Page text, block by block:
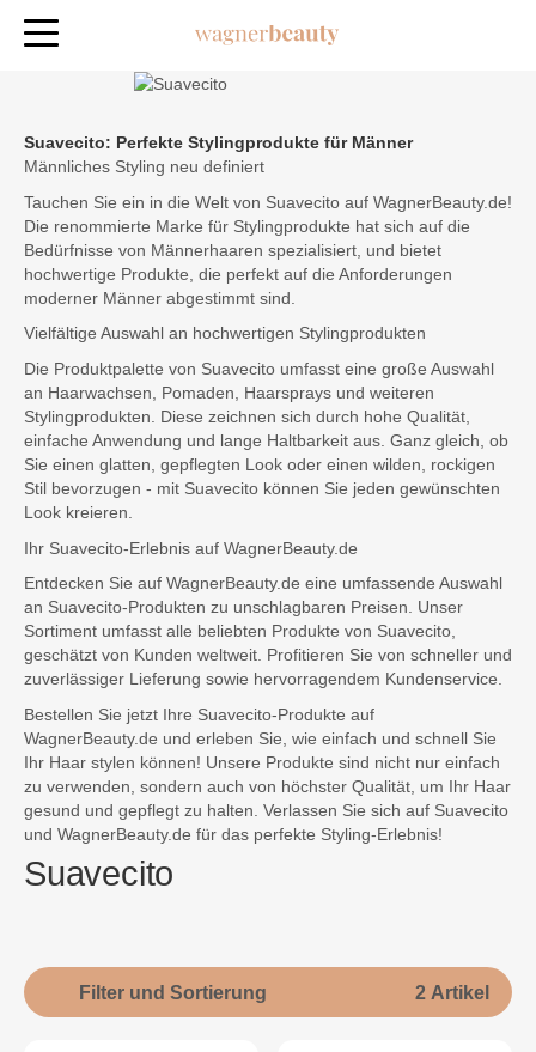
Suavecito: Perfekte Stylingprodukte für Männer
Männliches Styling neu definiert
Tauchen Sie ein in die Welt von Suavecito auf WagnerBeauty.de!
Die renommierte Marke für Stylingprodukte hat sich auf die
Bedürfnisse von Männerhaaren spezialisiert, und bietet
hochwertige Produkte, die perfekt auf die Anforderungen
moderner Männer abgestimmt sind.
Vielfältige Auswahl an hochwertigen Stylingprodukten
Die Produktpalette von Suavecito umfasst eine große Auswahl
an Haarwachsen, Pomaden, Haarsprays und weiteren
Stylingprodukten. Diese zeichnen sich durch hohe Qualität,
einfache Anwendung und lange Haltbarkeit aus. Ganz gleich, ob
Sie einen glatten, gepflegten Look oder einen wilden, rockigen
Stil bevorzugen - mit Suavecito können Sie jeden gewünschten
Look kreieren.
Ihr Suavecito-Erlebnis auf WagnerBeauty.de
Entdecken Sie auf WagnerBeauty.de eine umfassende Auswahl
an Suavecito-Produkten zu unschlagbaren Preisen. Unser
Sortiment umfasst alle beliebten Produkte von Suavecito,
geschätzt von Kunden weltweit. Profitieren Sie von schneller und
zuverlässiger Lieferung sowie hervorragendem Kundenservice.
Bestellen Sie jetzt Ihre Suavecito-Produkte auf
WagnerBeauty.de und erleben Sie, wie einfach und schnell Sie
Ihr Haar stylen können! Unsere Produkte sind nicht nur einfach
zu verwenden, sondern auch von höchster Qualität, um Ihr Haar
gesund und gepflegt zu halten. Verlassen Sie sich auf Suavecito
und WagnerBeauty.de für das perfekte Styling-Erlebnis!
Suavecito
Filter und Sortierung 2 Artikel